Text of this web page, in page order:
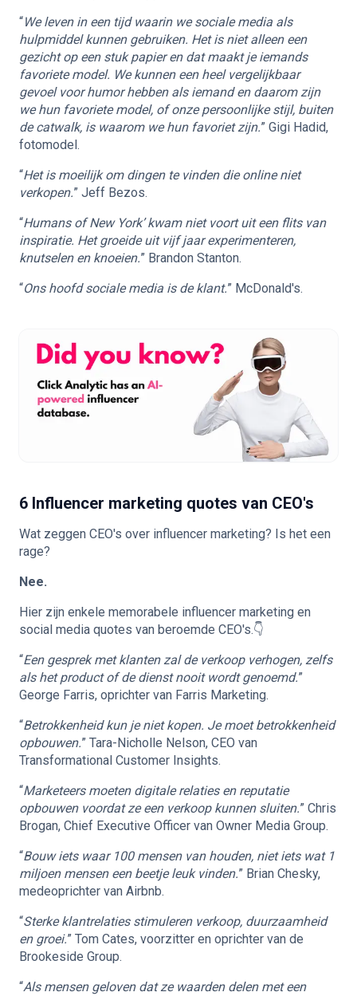
“We leven in een tijd waarin we sociale media als
hulpmiddel kunnen gebruiken. Het is niet alleen een
gezicht op een stuk papier en dat maakt je iemands
favoriete model. We kunnen een heel vergelijkbaar
gevoel voor humor hebben als iemand en daarom zijn
we hun favoriete model, of onze persoonlijke stijl, buiten
de catwalk, is waarom we hun favoriet zijn.” Gigi Hadid,
fotomodel.
“Het is moeilijk om dingen te vinden die online niet
verkopen.” Jeff Bezos.
“Humans of New York’ kwam niet voort uit een flits van
inspiratie. Het groeide uit vijf jaar experimenteren,
knutselen en knoeien.” Brandon Stanton.
“Ons hoofd sociale media is de klant.” McDonald's.
6 Influencer marketing quotes van CEO's
Wat zeggen CEO's over influencer marketing? Is het een
rage?
Nee.
Hier zijn enkele memorabele influencer marketing en
social media quotes van beroemde CEO's.👇
“Een gesprek met klanten zal de verkoop verhogen, zelfs
als het product of de dienst nooit wordt genoemd.”
George Farris, oprichter van Farris Marketing.
“Betrokkenheid kun je niet kopen. Je moet betrokkenheid
opbouwen.” Tara-Nicholle Nelson, CEO van
Transformational Customer Insights.
“Marketeers moeten digitale relaties en reputatie
opbouwen voordat ze een verkoop kunnen sluiten.” Chris
Brogan, Chief Executive Officer van Owner Media Group.
“Bouw iets waar 100 mensen van houden, niet iets wat 1
miljoen mensen een beetje leuk vinden.” Brian Chesky,
medeoprichter van Airbnb.
“Sterke klantrelaties stimuleren verkoop, duurzaamheid
en groei.” Tom Cates, voorzitter en oprichter van de
Brookeside Group.
“Als mensen geloven dat ze waarden delen met een